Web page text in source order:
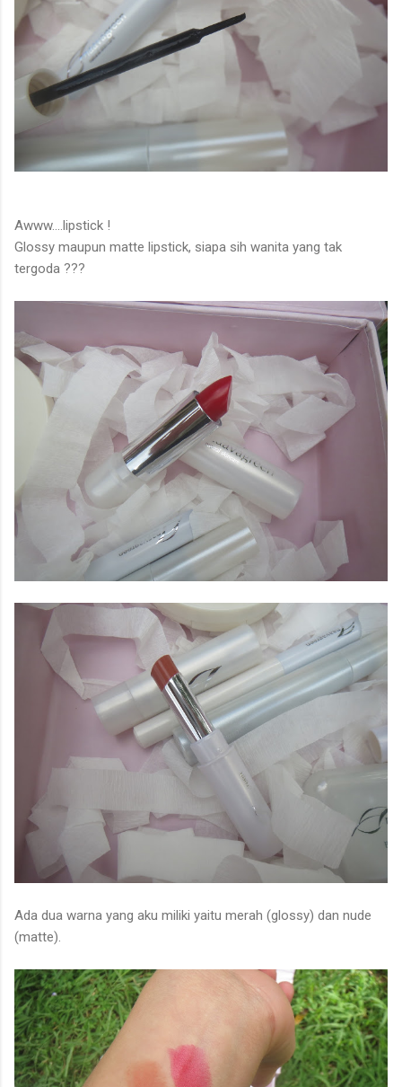
Awww....lipstick !
Glossy maupun matte lipstick, siapa sih wanita yang tak
tergoda ???
Ada dua warna yang aku miliki yaitu merah (glossy) dan nude
(matte).